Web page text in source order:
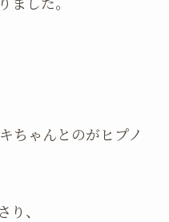
ちゃんとのがヒプノ
、